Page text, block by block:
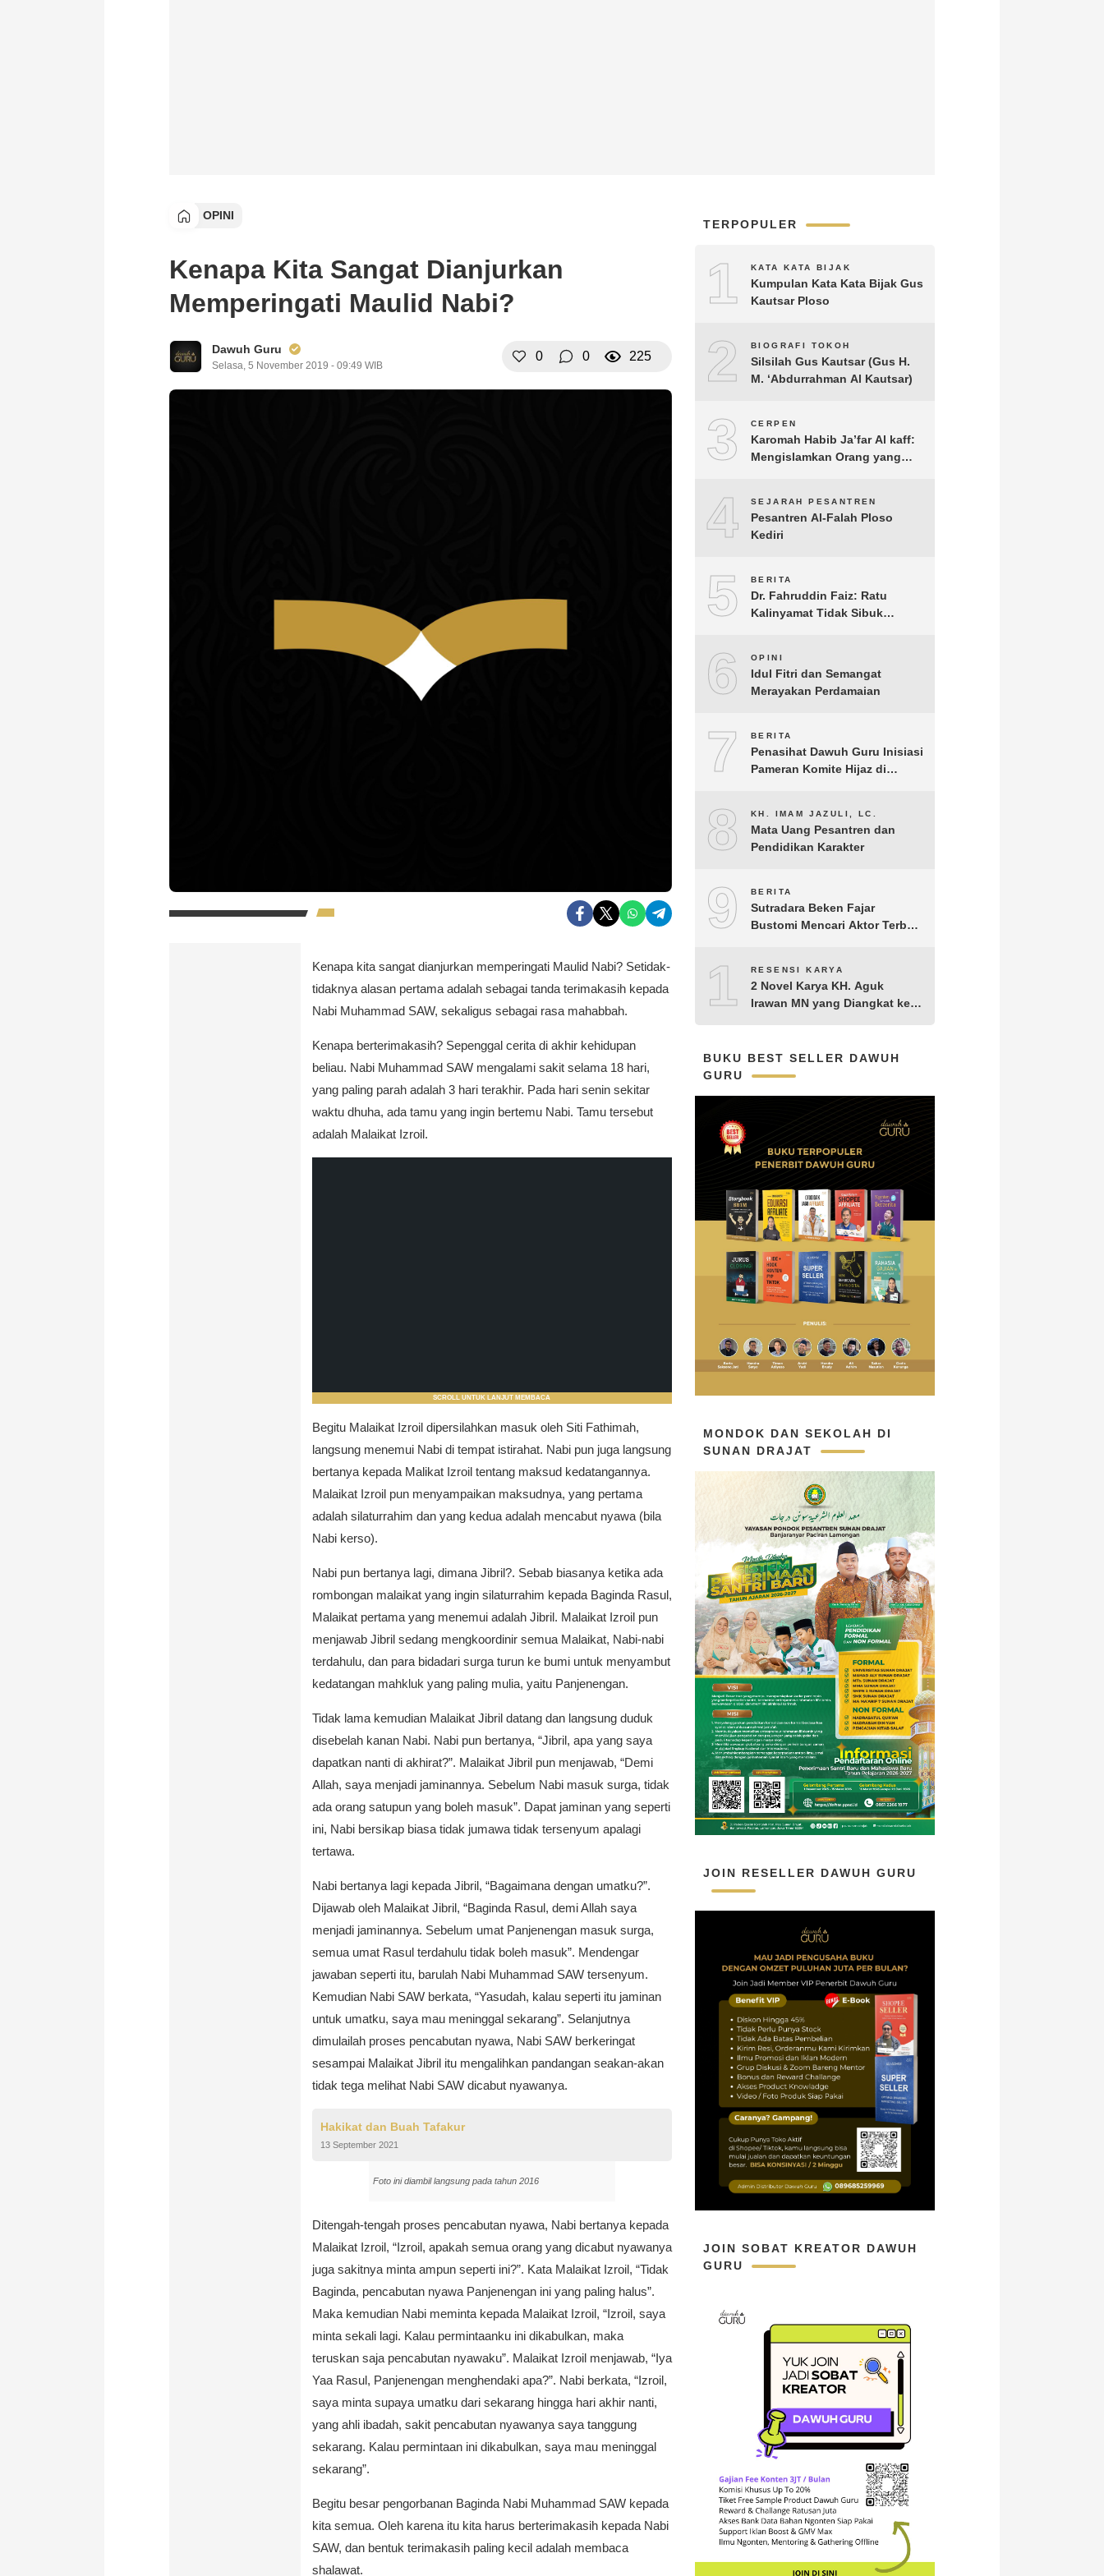
OPINI
Kenapa Kita Sangat Dianjurkan
Memperingati Maulid Nabi?
Dawuh Guru
Selasa, 5 November 2019 - 09:49 WIB
0 0 225
Kenapa kita sangat dianjurkan memperingati Maulid Nabi? Setidak-
tidaknya alasan pertama adalah sebagai tanda terimakasih kepada
Nabi Muhammad SAW, sekaligus sebagai rasa mahabbah.
Kenapa berterimakasih? Sepenggal cerita di akhir kehidupan
beliau. Nabi Muhammad SAW mengalami sakit selama 18 hari,
yang paling parah adalah 3 hari terakhir. Pada hari senin sekitar
waktu dhuha, ada tamu yang ingin bertemu Nabi. Tamu tersebut
adalah Malaikat Izroil.
SCROLL UNTUK LANJUT MEMBACA
Begitu Malaikat Izroil dipersilahkan masuk oleh Siti Fathimah,
langsung menemui Nabi di tempat istirahat. Nabi pun juga langsung
bertanya kepada Malikat Izroil tentang maksud kedatangannya.
Malaikat Izroil pun menyampaikan maksudnya, yang pertama
adalah silaturrahim dan yang kedua adalah mencabut nyawa (bila
Nabi kerso).
Nabi pun bertanya lagi, dimana Jibril?. Sebab biasanya ketika ada
rombongan malaikat yang ingin silaturrahim kepada Baginda Rasul,
Malaikat pertama yang menemui adalah Jibril. Malaikat Izroil pun
menjawab Jibril sedang mengkoordinir semua Malaikat, Nabi-nabi
terdahulu, dan para bidadari surga turun ke bumi untuk menyambut
kedatangan mahkluk yang paling mulia, yaitu Panjenengan.
Tidak lama kemudian Malaikat Jibril datang dan langsung duduk
disebelah kanan Nabi. Nabi pun bertanya, “Jibril, apa yang saya
dapatkan nanti di akhirat?”. Malaikat Jibril pun menjawab, “Demi
Allah, saya menjadi jaminannya. Sebelum Nabi masuk surga, tidak
ada orang satupun yang boleh masuk”. Dapat jaminan yang seperti
ini, Nabi bersikap biasa tidak jumawa tidak tersenyum apalagi
tertawa.
Nabi bertanya lagi kepada Jibril, “Bagaimana dengan umatku?”.
Dijawab oleh Malaikat Jibril, “Baginda Rasul, demi Allah saya
menjadi jaminannya. Sebelum umat Panjenengan masuk surga,
semua umat Rasul terdahulu tidak boleh masuk”. Mendengar
jawaban seperti itu, barulah Nabi Muhammad SAW tersenyum.
Kemudian Nabi SAW berkata, “Yasudah, kalau seperti itu jaminan
untuk umatku, saya mau meninggal sekarang”. Selanjutnya
dimulailah proses pencabutan nyawa, Nabi SAW berkeringat
sesampai Malaikat Jibril itu mengalihkan pandangan seakan-akan
tidak tega melihat Nabi SAW dicabut nyawanya.
Hakikat dan Buah Tafakur
13 September 2021
Foto ini diambil langsung pada tahun 2016
Ditengah-tengah proses pencabutan nyawa, Nabi bertanya kepada
Malaikat Izroil, “Izroil, apakah semua orang yang dicabut nyawanya
juga sakitnya minta ampun seperti ini?”. Kata Malaikat Izroil, “Tidak
Baginda, pencabutan nyawa Panjenengan ini yang paling halus”.
Maka kemudian Nabi meminta kepada Malaikat Izroil, “Izroil, saya
minta sekali lagi. Kalau permintaanku ini dikabulkan, maka
teruskan saja pencabutan nyawaku”. Malaikat Izroil menjawab, “Iya
Yaa Rasul, Panjenengan menghendaki apa?”. Nabi berkata, “Izroil,
saya minta supaya umatku dari sekarang hingga hari akhir nanti,
yang ahli ibadah, sakit pencabutan nyawanya saya tanggung
sekarang. Kalau permintaan ini dikabulkan, saya mau meninggal
sekarang”.
Begitu besar pengorbanan Baginda Nabi Muhammad SAW kepada
kita semua. Oleh karena itu kita harus berterimakasih kepada Nabi
SAW, dan bentuk terimakasih paling kecil adalah membaca
shalawat.
TERPOPULER
1 KATA KATA BIJAK
Kumpulan Kata Kata Bijak Gus
Kautsar Ploso
2 BIOGRAFI TOKOH
Silsilah Gus Kautsar (Gus H.
M. ‘Abdurrahman Al Kautsar)
3 CERPEN
Karomah Habib Ja’far Al kaff:
Mengislamkan Orang yang
4 SEJARAH PESANTREN
Pesantren Al-Falah Ploso
Kediri
5 BERITA
Dr. Fahruddin Faiz: Ratu
Kalinyamat Tidak Sibuk
Perekonomian Rakyatnya
6 OPINI
Idul Fitri dan Semangat
Merayakan Perdamaian
7 BERITA
Penasihat Dawuh Guru Inisiasi
Pameran Komite Hijaz di
8 KH. IMAM JAZULI, LC.
Mata Uang Pesantren dan
Pendidikan Karakter
9 BERITA
Sutradara Beken Fajar
Bustomi Mencari Aktor Terbaik
KH. Hasyim Asy’ari karya KH.
Aguk Irawan MN
10RESENSI KARYA
2 Novel Karya KH. Aguk
Irawan MN yang Diangkat ke
BUKU BEST SELLER DAWUH
GURU
MONDOK DAN SEKOLAH DI
SUNAN DRAJAT
JOIN RESELLER DAWUH GURU
JOIN SOBAT KREATOR DAWUH
GURU